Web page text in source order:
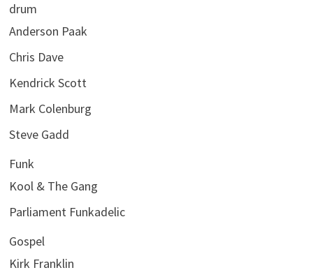
drum
Anderson Paak
Chris Dave
Kendrick Scott
Mark Colenburg
Steve Gadd
Funk
Kool & The Gang
Parliament Funkadelic
Gospel
Kirk Franklin